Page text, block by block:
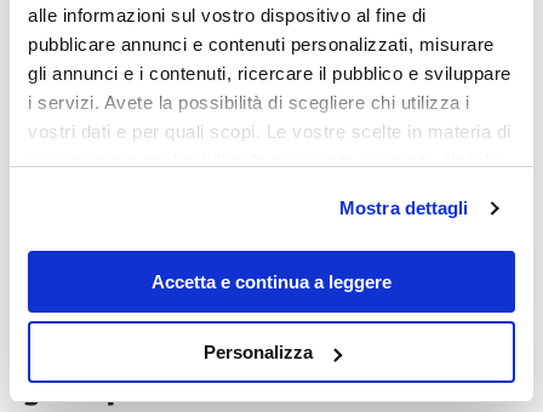
alle informazioni sul vostro dispositivo al fine di
pubblicare annunci e contenuti personalizzati, misurare
gli annunci e i contenuti, ricercare il pubblico e sviluppare
i servizi. Avete la possibilità di scegliere chi utilizza i
vostri dati e per quali scopi. Le vostre scelte in materia di
modificare o revocare il proprio consenso in qualsiasi
momento dalla Dichiarazione sui cookie o facendo clic
sull'icona di attivazione della privacy.
raccogliere informazioni sulla tua posizione
geografica, con un'approssimazione di qualche
Mostra dettagli
Accetta e continua a leggere
Personalizza
Destinazioni
Se non hai ancora deciso dove andare in
vacanza, questa piccola isola poco
conosciuta potrebbe essere il posto
giusto per te